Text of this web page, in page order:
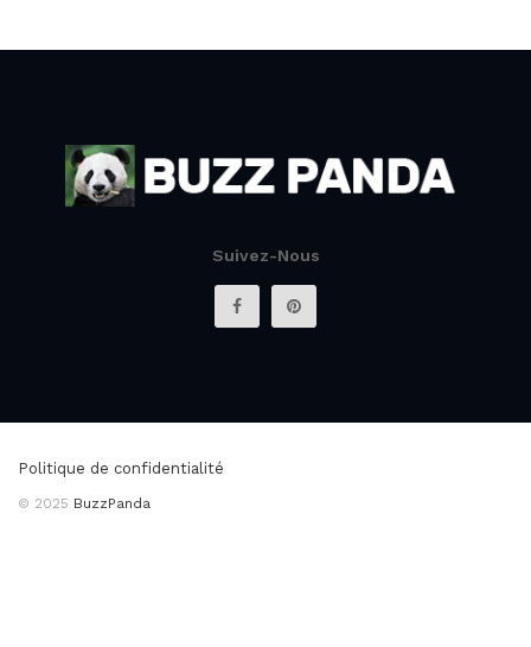
Suivez-Nous
Politique de confidentialité
© 2025 BuzzPanda